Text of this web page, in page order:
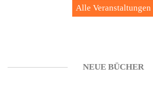
Alle Veranstaltungen
NEUE BÜCHER